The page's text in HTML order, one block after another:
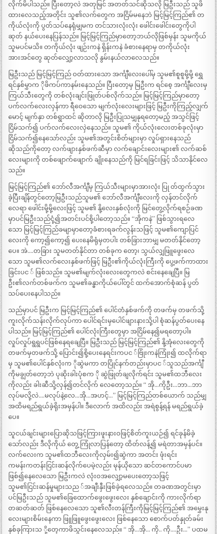
လိုက်မိပါသည်။ ပြီးတော့လဲ အတုမြင် အတတ်သင်ဆိုသလို မြဦးသည် သူဖိ
ထားလေသည့်အတိုင်း သူ၏လက်တွေက အငြိမ်မနေဘဲ မြင့်မြင့်ကြည်၏ တ
ကိုယ်လုံးကို ပွတ်သပ်နေရုံမျှမက တင်သားလုံးလုံး ဖေါင်းဖေါင်းတွေကိုပါ
ဆုတ် နယ်ပေးနေပြန်သည်။ မြင့်မြင့်ကြည်မှာတော့ဘယ်လိုဖြစ်မှန်း သူမကိုယ်
သူမပင်မသိ။ တကိုယ်လုံး ဖျဉ်းကနဲ ရှိန်းကနဲ ခံစားနေရာမှ တကိုယ်လုံး
အားအင်တွေ ဆုတ်လျှော့လာသလို နွမ်းနယ်လာလေသည်။
မြဦးသည် မြင့်မြင့်ကြည် ဝတ်ထားသော အင်္ကျီလေးပေါ်မှ သူမ၏စူစူမို့မို့ ရွှေ
ရင်နှစ်မွှာက ိုဖိကပ်ကာနမ်းနေသည်။ ပြီးတော့မှ မြဦးက ရင်စေ့ အင်္ကျီလေးမှ
ကြယ်သီးတွေကို တစ်လုံးချင်းဖြုတ်ပစ်လိုက်သည်။ မြင့်မြင့်ကြည်မှာတော့
ပက်လက်လေးလှန်ကာ ရီဝေသော မျက်လုံးလေးများဖြင့် မြဦးကိုကြည့်လျှက်
မောင့် မျက်နှာ တစ်ရွာထင် ဆိုတာလို မြဦးပြုသမျှနုရတော့မည့် အသွင်ဖြင့်
ငြိမ်သက်၍ ပက်လက်လေးလှဲနေသည်။ သူမ၏ ကိုယ်လုံးလေးတစ်ခုလုံးမှာ
ငြိမ်သက်၍နေသော်လည်း သူမ၏အတွင်းစိတ်များမှာ လှုပ်ရှားနေသည်
ဆိုသည်ကိုတော့ လက်ဖျားနှစ်ဖက်ဆီမှာ လက်ချောင်းလေးများ၏ လက်ဆစ်
လေးများကို တစ်ဖျောက်ဖျောက် ချိုးနေသည်ကို မြင်ရခြင်းဖြင့် သိသာနိုင်လေ
သည်။
မြင့်မြင့်ကြည်၏ ဘော်လီအင်္ကျီမှ ကြယ်သီးများမှာအားလုံး ပြု တ်ထွက်သွား
ခဲ့ပြီးချိန်တွင်တော့မြဦးသည်သူမ၏ ဘော်လီအင်္ကျီလေးကို လှန်တင်လိုက်
လေရာ ဖေါင်းမို့မို့လေးဖြင့် သူမ၏ နို့လေးနှစ်လုံးကို မြင်တွေ့လိုက်ရစဉ်ခဏ
မှာပင်မြဦးသည်ငုံ့၍အတင်းပင်စို့ပါတော့သည်။ “အိုကနဲ” ဖြစ်သွားရလေ
သော မြင့်မြင့်ကြည်ခမျာမှာတော့ခံစားရခက်လွန်းသဖြင့် သူမ၏ကျောပြင်
လေးကို ကော့၍ကော့၍ ပေးနေမိရုံမှတပါး တစ်ခြားဘာမျှ မတတ်နိုင်တော့
ပေ။ အဲ….တခြား သူမတတ်နိုင်တာ တစ်ခုက တော့၊ သွယ်လျှဖြူဖွေးလေ
သော သူမ၏လက်လေးနှစ်ဖက်ဖြင့် မြဦး၏ကိုယ်လုံးကြီးကို ပွေ့ဖက်ကာထား
ခြင်းပင ် ဖြစ်သည်။ သူမ၏မျက်လုံးလေးတွေကလဲ စင်းနေချေပြီ။ မြ
ဦး၏လက်တစ်ဖက်က သူမ၏ခန္ဓာကိုယ်ပေါ်တွင် ထက်အောက်စုံဆန် ပွတ်
သပ်ပေးနေပါသည်။
သည်မှာပင် မြဦးက မြင့်မြင့်ကြည်၏ ပေါင်တံနှစ်ဖက်ကို တဖက်မှ တဖက်သို့
ကူးလိုက်သန်းလိုက်လုပ်ကာ ပေါင်ရင်းမှပေါင်ဖျားနားသို့ပါ စုံဆန်ပွတ်ပေးနေ
ပါသည်။ မြင့်မြင့်ကြည်၏ ပေါင်လုံးကြီးတွေမှာ အငြိမ်နေ၍မရတော့ပါ။
လှုပ်လှုပ်ရွရွပင်ဖြစ်နေရချေပြီ။ မြဦးသည် မြင့်မြင့်ကြည်၏ နို့အုံလေးတွေကို
တဖက်မှတဖက်သို့ ပြောင်း၍စို့ပေးနေရင်းကပင ်ဗြုံးကနဲကြုံး၍ ထလိုက်ရာ
မှ သူမ၏ပေါင်နှစ်လုံးက ိုဆွဲမကာ တပြိုင်နက်တည်းမှာပင ်သူသည်အင်္ကျီ
ကိုမချွတ်တော့ဘဲ ပုဆိုးခါးပုံစက ို ဆွဲဖြုတ်ချလိုက်ရင်း သူမ၏ထဘီလေး
ကိုလည်း ခါးဆီသို့လှန်၍တင်လိုက် လေတော့သည်။ “ အို…ကိုဦး…ဘာ…ဘာ
လုပ်မလို့လဲ….မလုပ်နဲ့လေ…အို…အဟင့်…” မြင့်မြင့်ကြည်တစ်ယောက် သည်မျှ
အထိမရည်ရွယ်ခဲ့ရိုးအမှန်ပါ။ ဒီလောက် အထိလည်း အရဲစွန့်ရန် မရည်ရွယ်ခဲ့
ပေ။
သူငယ်ချင်းများပြောဆိုသဖြင့်ကြားဖူးနားဝဖြင့်စိတ်ကူးယဉ်၍ ရင်ခုန်မိခဲ့
သော်လည်း ဒီလိုကိုယ် တွေ့ ကြုံလာပြန်တော့ ထိတ်လန့်၍ မရဲတာအမှန်ပင်။
လက်လေးက သူမ၏ထဘီလေးကိုလှမ်း၍ဆွဲကာ အတင်း ဖုံးရင်း
ကမန်းကတန်းငြင်းဆန်လိုက်ပေမဲ့လည်း မုန်ယိုသော ဆင်တကောင်ပမာ
ဖြစ်၍နေလေသော မြဦးကလဲ လုံးဝအလျှော့မပေးတော့သဖြင့်
သူမ၏ငြင်းဆန်မှုများသည ်အချီးနှီးဖြစ်ခဲ့ရလေသည်။ တခဏအတွင်းမှာ
ပင်မြဦးသည် သူမ၏ခြေထောက်ဖွေးဖွေးလေး နှစ်ချောင်းကို ကားလိုက်ရာ
တဆတ်ဆတ် ဖြစ်နေလေသော သူ၏လီးတန်ကြီးကိုမြင့်မြင့်ကြည်၏ အမွှေးနု
လေးများစိမ်းနေကာ ဖြူဖြူဖွေးဖွေးလေး ဖြစ်နေသော စောက်ပတ်နှုတ်ခမ်း
နှစ်ခုကြားသ ို့တေ့ကာဖိသွင်းနေလေသည်။ “ အို…အို… ကို.. ကို….ဦး…” ပထမ